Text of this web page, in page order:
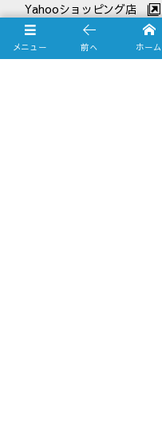
Yahooショッピング店
メニュー 前へ ホーム